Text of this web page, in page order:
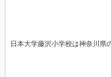
日本大学藤沢小学校は神奈川県